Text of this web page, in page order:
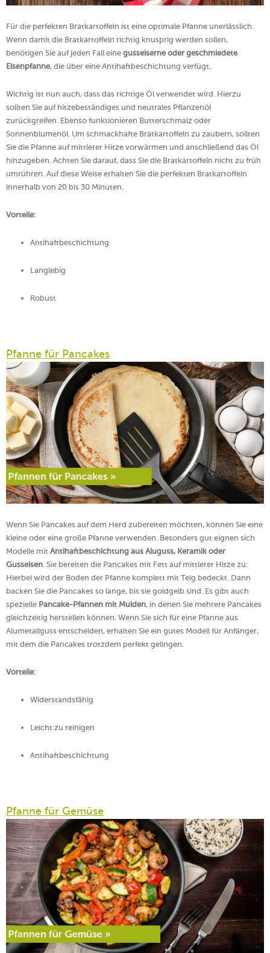
Für die perfekten Bratkartoffeln ist eine optimale Pfanne unerlässlich.
Wenn damit die Bratkartoffeln richtig knusprig werden sollen,
benötigen Sie auf jeden Fall eine gusseiserne oder geschmiedete
Eisenpfanne, die über eine Antihaftbeschichtung verfügt.
Wichtig ist nun auch, dass das richtige Öl verwendet wird. Hierzu
sollten Sie auf hitzebeständiges und neutrales Pflanzenöl
zurückgreifen. Ebenso funktionieren Butterschmalz oder
Sonnenblumenöl. Um schmackhafte Bratkartoffeln zu zaubern, sollten
Sie die Pfanne auf mittlerer Hitze vorwärmen und anschließend das Öl
hinzugeben. Achten Sie darauf, dass Sie die Bratkartoffeln nicht zu früh
umrühren. Auf diese Weise erhalten Sie die perfekten Bratkartoffeln
innerhalb von 20 bis 30 Minuten.
Vorteile:
Antihaftbeschichtung
Langlebig
Robust
Pfanne für Pancakes
Wenn Sie Pancakes auf dem Herd zubereiten möchten, können Sie eine
kleine oder eine große Pfanne verwenden. Besonders gut eignen sich
Modelle mit Antihaftbeschichtung aus Aluguss, Keramik oder
Gusseisen. Sie bereiten die Pancakes mit Fett auf mittlerer Hitze zu:
Hierbei wird der Boden der Pfanne komplett mit Teig bedeckt. Dann
backen Sie die Pancakes so lange, bis sie goldgelb sind. Es gibt auch
spezielle Pancake-Pfannen mit Mulden, in denen Sie mehrere Pancakes
gleichzeitig herstellen können. Wenn Sie sich für eine Pfanne aus
Alumetallguss entscheiden, erhalten Sie ein gutes Modell für Anfänger,
mit dem die Pancakes trotzdem perfekt gelingen.
Vorteile:
Widerstandsfähig
Leicht zu reinigen
Antihaftbeschichtung
Pfanne für Gemüse